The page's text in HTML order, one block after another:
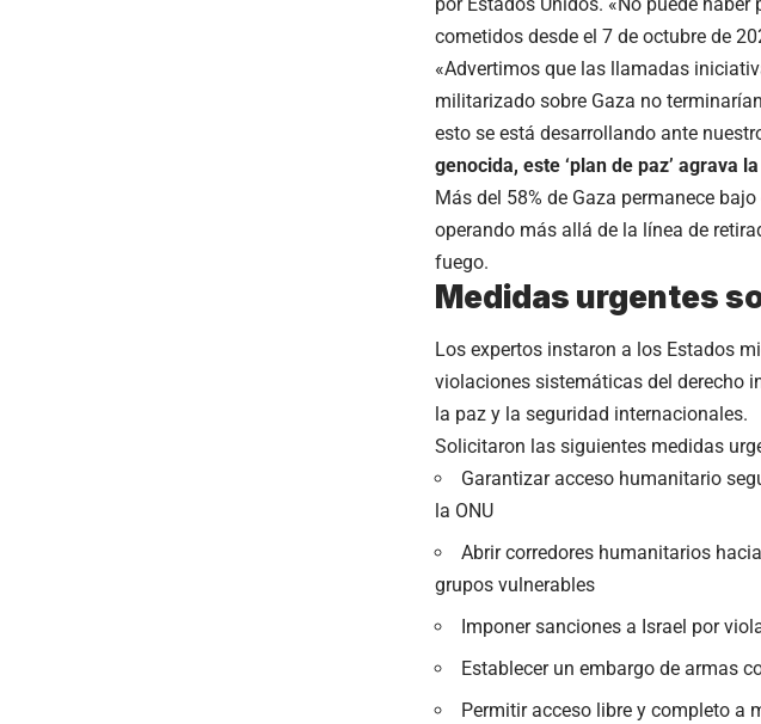
cometidos desde el 7 de octubre de
«Advertimos que las llamadas
militarizado sobre Gaza no
esto se está desarrollando ante
genocida, este ‘plan de paz’ agrava
Más del 58% de Gaza permanece
operando más allá de la línea de
fuego.
Medidas urgentes
Los expertos instaron a los Estados
violaciones sistemáticas del derecho
la paz y la seguridad internacionales.
Solicitaron las siguientes medidas
Garantizar acceso humanitario
la ONU
Abrir corredores humanitarios
grupos vulnerables
Imponer sanciones a Israel por
Establecer un embargo de armas
Permitir acceso libre y completo a